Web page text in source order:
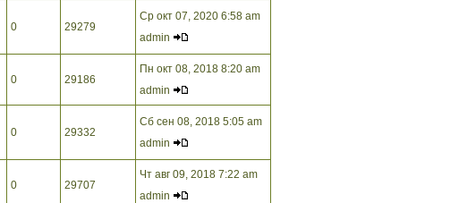
0 29279
Ср окт 07, 2020 6:58 am
admin
0 29186
Пн окт 08, 2018 8:20 am
admin
0 29332
Сб сен 08, 2018 5:05 am
admin
0 29707
Чт авг 09, 2018 7:22 am
admin